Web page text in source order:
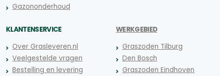
Gazononderhoud
KLANTENSERVICE
Over Grasleveren.nl
Veelgestelde vragen
Bestelling en levering
WERKGEBIED
Graszoden Tilburg
Den Bosch
Graszoden Eindhoven